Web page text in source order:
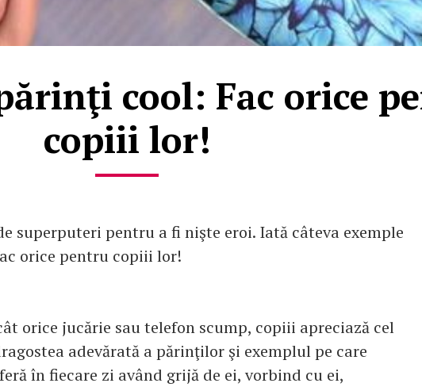
cool: Fac orice
copiii lor!
superputeri pentru a fi nişte eroi. Iată câteva exemple
orice pentru copiii lor!
orice jucărie sau telefon scump, copiii apreciază cel
adevărată a părinţilor şi exemplul pe care
în fiecare zi având grijă de ei, vorbind cu ei,